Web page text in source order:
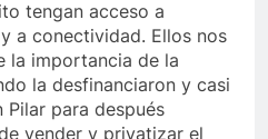
tengan acceso a
a conectividad. Ellos nos
la importancia de la
la desfinanciaron y casi
Pilar para después
vender y privatizar el